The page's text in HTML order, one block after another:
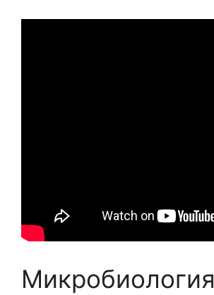
Микробиология